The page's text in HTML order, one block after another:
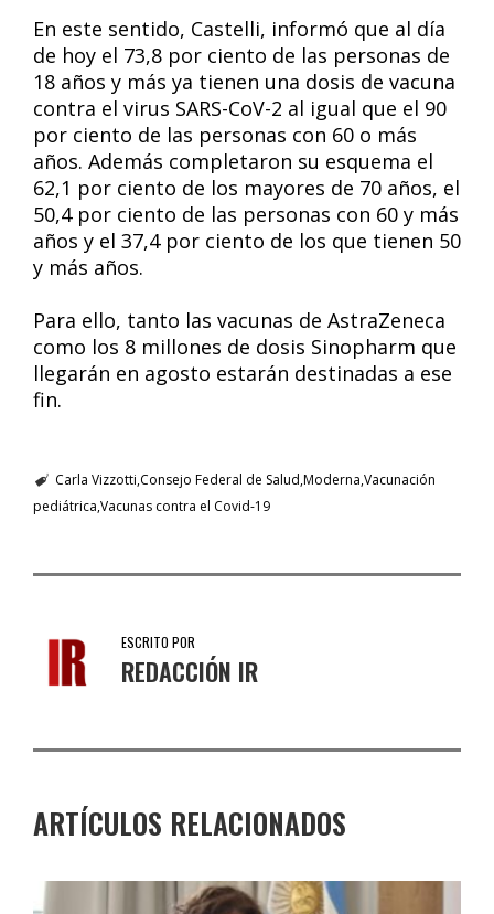
En este sentido, Castelli, informó que al día
de hoy el 73,8 por ciento de las personas de
18 años y más ya tienen una dosis de vacuna
contra el virus SARS-CoV-2 al igual que el 90
por ciento de las personas con 60 o más
años. Además completaron su esquema el
62,1 por ciento de los mayores de 70 años, el
50,4 por ciento de las personas con 60 y más
años y el 37,4 por ciento de los que tienen 50
y más años.
Para ello, tanto las vacunas de AstraZeneca
como los 8 millones de dosis Sinopharm que
llegarán en agosto estarán destinadas a ese
fin.
Carla Vizzotti Consejo Federal de Salud Moderna Vacunación
pediátrica Vacunas contra el Covid-19
ESCRITO POR
REDACCIÓN IR
ARTÍCULOS RELACIONADOS